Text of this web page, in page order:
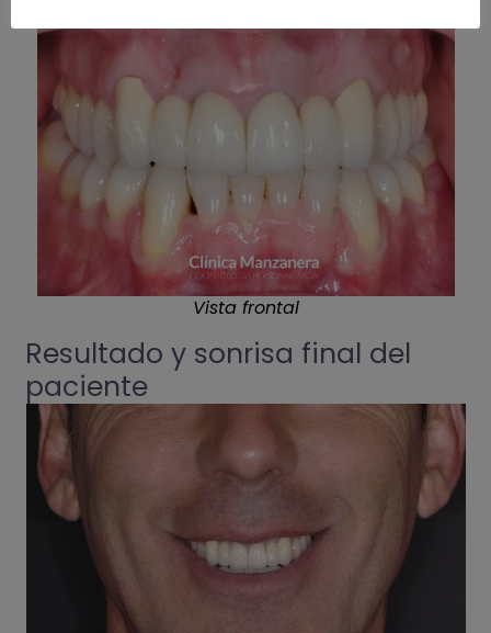
Vista frontal
Resultado y sonrisa final del
paciente